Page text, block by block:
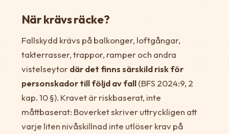
När krävs räcke?
Fallskydd krävs på balkonger, loftgångar,
takterrasser, trappor, ramper och andra
vistelseytordär det finns särskild risk för
personskador till följd av fall(BFS 2024:9, 2
kap. 10 §). Kravet är riskbaserat, inte
måttbaserat: Boverket skriver uttryckligen att
varje liten nivåskillnad inte utlöser krav på